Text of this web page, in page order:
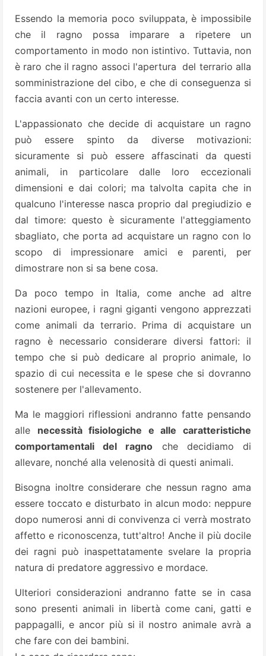
Essendo la memoria poco sviluppata, è impossibile
che il ragno possa imparare a ripetere un
comportamento in modo non istintivo. Tuttavia, non
è raro che il ragno associ l'apertura del terrario alla
somministrazione del cibo, e che di conseguenza si
faccia avanti con un certo interesse.
L'appassionato che decide di acquistare un ragno
può essere spinto da diverse motivazioni:
sicuramente si può essere affascinati da questi
animali, in particolare dalle loro eccezionali
dimensioni e dai colori; ma talvolta capita che in
qualcuno l'interesse nasca proprio dal pregiudizio e
dal timore: questo è sicuramente l'atteggiamento
sbagliato, che porta ad acquistare un ragno con lo
scopo di impressionare amici e parenti, per
dimostrare non si sa bene cosa.
Da poco tempo in Italia, come anche ad altre
nazioni europee, i ragni giganti vengono apprezzati
come animali da terrario. Prima di acquistare un
ragno è necessario considerare diversi fattori: il
tempo che si può dedicare al proprio animale, lo
spazio di cui necessita e le spese che si dovranno
sostenere per l'allevamento.
Ma le maggiori riflessioni andranno fatte pensando
alle necessità fisiologiche e alle caratteristiche
comportamentali del ragno che decidiamo di
allevare, nonché alla velenosità di questi animali.
Bisogna inoltre considerare che nessun ragno ama
essere toccato e disturbato in alcun modo: neppure
dopo numerosi anni di convivenza ci verrà mostrato
affetto e riconoscenza, tutt'altro! Anche il più docile
dei ragni può inaspettatamente svelare la propria
natura di predatore aggressivo e mordace.
Ulteriori considerazioni andranno fatte se in casa
sono presenti animali in libertà come cani, gatti e
pappagalli, e ancor più si il nostro animale avrà a
che fare con dei bambini.